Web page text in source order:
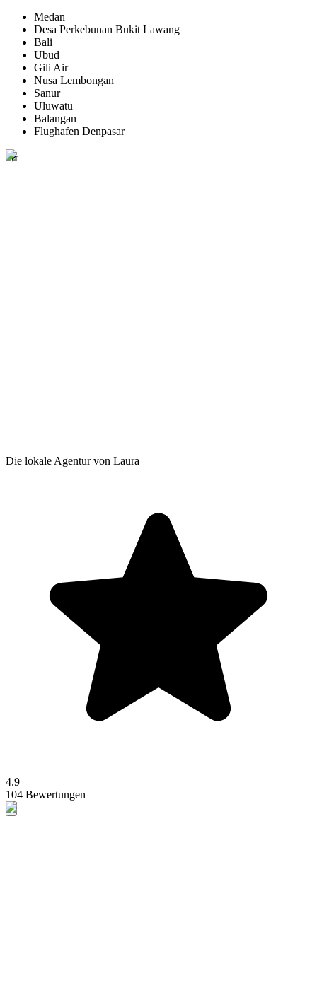
Medan
Desa Perkebunan Bukit Lawang
Bali
Ubud
Gili Air
Nusa Lembongan
Sanur
Uluwatu
Balangan
Flughafen Denpasar
Die lokale Agentur von Laura
4.9
104 Bewertungen